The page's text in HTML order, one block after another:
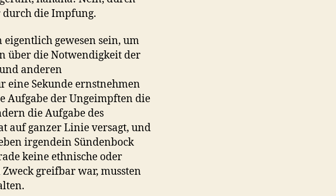
durch die Impfung.
gewesen sein, um
über die Notwendigkeit der
anderen
Sekunde ernstnehmen
Aufgabe der Ungeimpften die
die Aufgabe des
auf ganzer Linie versagt, und
irgendein Sündenbock
keine ethnische oder
greifbar war, mussten